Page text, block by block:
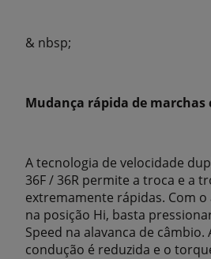
& nbsp;
Mudança rápida de marchas
A tecnologia de velocidade
36F / 36R permite a troca e a
extremamente rápidas. Com
na posição Hi, basta
Speed ​​na alavanca de câmbio.
condução é reduzida e o